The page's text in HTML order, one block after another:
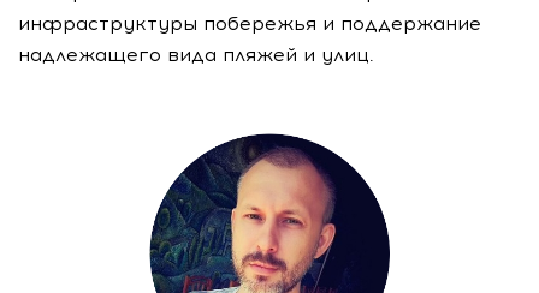
инфраструктуры побережья и поддержание
надлежащего вида пляжей и улиц.